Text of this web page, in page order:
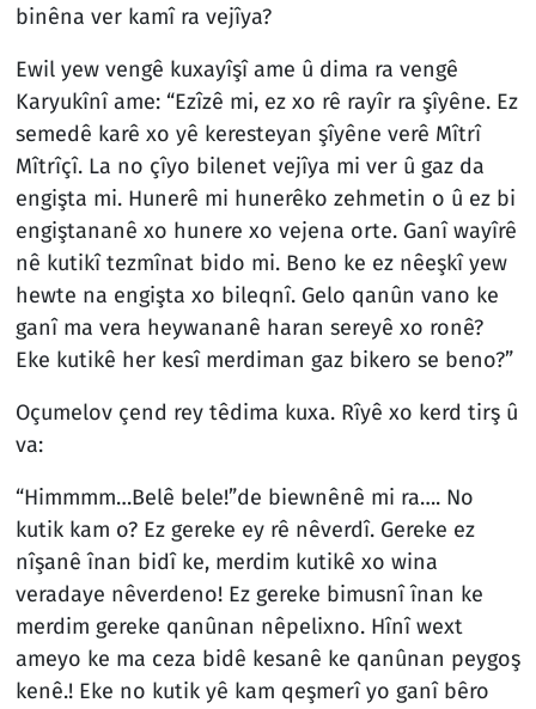
binêna ver kamî ra vejîya?
Ewil yew vengê kuxayîşî ame û dima ra vengê
Karyukînî ame: “Ezîzê mi, ez xo rê rayîr ra şîyêne. Ez
semedê karê xo yê keresteyan şîyêne verê Mîtrî
Mîtrîçî. La no çîyo bilenet vejîya mi ver û gaz da
engişta mi. Hunerê mi hunerêko zehmetin o û ez bi
engiştananê xo hunere xo vejena orte. Ganî wayîrê
nê kutikî tezmînat bido mi. Beno ke ez nêeşkî yew
hewte na engişta xo bileqnî. Gelo qanûn vano ke
ganî ma vera heywananê haran sereyê xo ronê?
Eke kutikê her kesî merdiman gaz bikero se beno?”
Oçumelov çend rey têdima kuxa. Rîyê xo kerd tirş û
va:
“Himmmm…Belê bele!”de biewnênê mi ra…. No
kutik kam o? Ez gereke ey rê nêverdî. Gereke ez
nîşanê înan bidî ke, merdim kutikê xo wina
veradaye nêverdeno! Ez gereke bimusnî înan ke
merdim gereke qanûnan nêpelixno. Hînî wext
ameyo ke ma ceza bidê kesanê ke qanûnan peygoş
kenê.! Eke no kutik yê kam qeşmerî yo ganî bêro